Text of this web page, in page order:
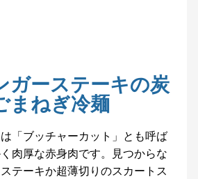
ガーステーキの炭
まねぎ冷麺
「ブッチャーカット」とも呼ば
肉厚な赤身肉です。見つからな
テーキか超薄切りのスカートス